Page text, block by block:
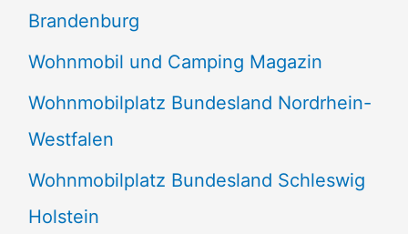
Brandenburg
Wohnmobil und Camping Magazin
Wohnmobilplatz Bundesland Nordrhein-
Westfalen
Wohnmobilplatz Bundesland Schleswig
Holstein